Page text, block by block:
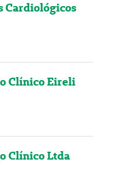
Cardiológicos
Clínico Eireli
Clínico Ltda